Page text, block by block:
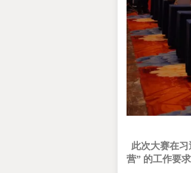
此次大赛在
营” 的工作要